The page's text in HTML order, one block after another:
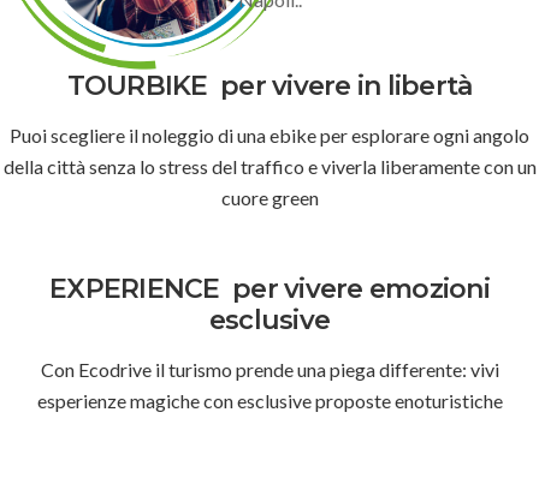
TOURBIKE per vivere in libertà
Puoi scegliere il noleggio di una ebike per esplorare ogni angolo
della città senza lo stress del traffico e viverla liberamente con un
cuore green
EXPERIENCE per vivere emozioni
esclusive
Con Ecodrive il turismo prende una piega differente: vivi
esperienze magiche con esclusive proposte enoturistiche